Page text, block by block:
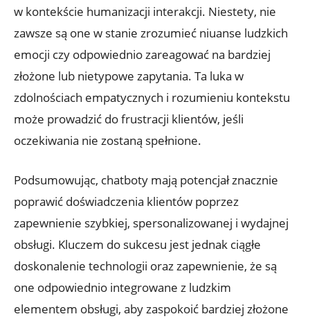
w kontekście humanizacji interakcji. Niestety, nie
zawsze są one w stanie zrozumieć niuanse ludzkich
emocji czy odpowiednio zareagować na bardziej
złożone lub nietypowe zapytania. Ta luka w
zdolnościach empatycznych i rozumieniu kontekstu
może prowadzić do frustracji klientów, jeśli
oczekiwania nie zostaną spełnione.
Podsumowując, chatboty mają potencjał znacznie
poprawić doświadczenia klientów poprzez
zapewnienie szybkiej, spersonalizowanej i wydajnej
obsługi. Kluczem do sukcesu jest jednak ciągłe
doskonalenie technologii oraz zapewnienie, że są
one odpowiednio integrowane z ludzkim
elementem obsługi, aby zaspokoić bardziej złożone